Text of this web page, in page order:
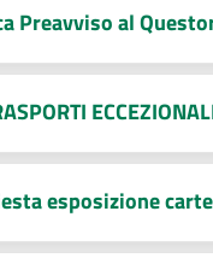
Preavviso al
esposizione